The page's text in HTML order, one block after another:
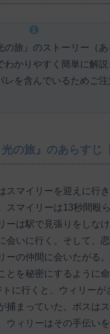
の旅』のストーリー（あ
わかりやすく簡単に解説
レを含んでいるためご注
の旅』のあらすじ
スマイリーを迎えに行
スマイリーは13秒間殴
ーは駅で見張りをしな
会いに行く。そして、
ーの仲間に会いたがる
とを秘密にするように
に行くと、ウィリーが
捕まっていた。ボスは
ウィリーはその手伝いを